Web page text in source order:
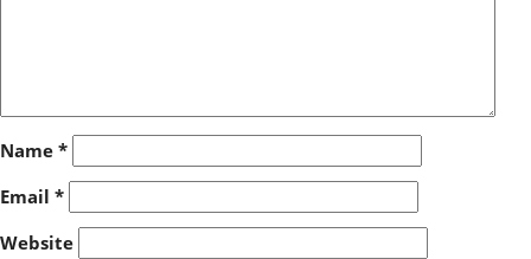
Name *
Email *
Website